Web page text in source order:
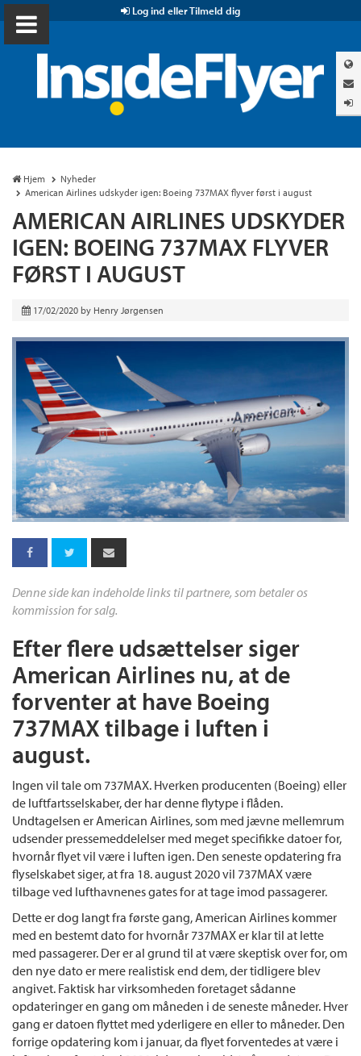
Log ind eller Tilmeld dig
Hjem
Nyheder
American Airlines udskyder igen: Boeing 737MAX flyver først i august
AMERICAN AIRLINES UDSKYDER
IGEN: BOEING 737MAX FLYVER
FØRST I AUGUST
17/02/2020 by Henry Jørgensen
Denne side kan indeholde links til partnere, som betaler os
kommission for salg.
Efter flere udsættelser siger
American Airlines nu, at de
forventer at have Boeing
737MAX tilbage i luften i
august.
Ingen vil tale om 737MAX. Hverken producenten (Boeing) eller
de luftfartsselskaber, der har denne flytype i flåden.
Undtagelsen er American Airlines, som med jævne mellemrum
udsender pressemeddelelser med meget specifikke datoer for,
hvornår flyet vil være i luften igen. Den seneste opdatering fra
flyselskabet siger, at fra 18. august 2020 vil 737MAX være
tilbage ved lufthavnenes gates for at tage imod passagerer.
Dette er dog langt fra første gang, American Airlines kommer
med en bestemt dato for hvornår 737MAX er klar til at lette
med passagerer. Der er al grund til at være skeptisk over for, om
den nye dato er mere realistisk end dem, der tidligere blev
angivet. Faktisk har virksomheden foretaget sådanne
opdateringer en gang om måneden i de seneste måneder. Hver
gang er datoen flyttet med yderligere en eller to måneder. Den
forrige opdatering kom i januar, da flyet forventedes at være i